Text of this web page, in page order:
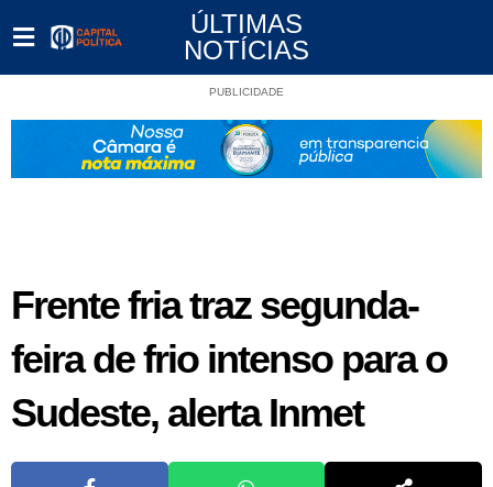
ÚLTIMAS
NOTÍCIAS
PUBLICIDADE
Frente fria traz segunda-
feira de frio intenso para o
Sudeste, alerta Inmet